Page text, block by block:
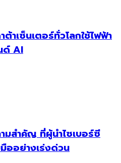
เซ็นเตอร์ทั่วโลกใช้ไฟฟ้า
ด์ AI
สำคัญ ที่ผู้นำไซเบอร์ซี
ออย่างเร่งด่วน